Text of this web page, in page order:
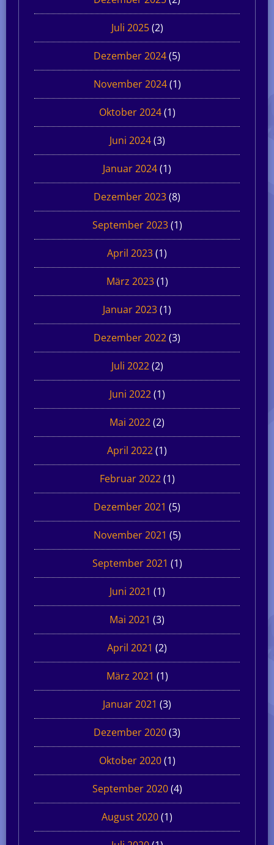
Juli 2025(2)
Dezember 2024(5)
November 2024(1)
Oktober 2024(1)
Juni 2024(3)
Januar 2024(1)
Dezember 2023(8)
September 2023(1)
April 2023(1)
März 2023(1)
Januar 2023(1)
Dezember 2022(3)
Juli 2022(2)
Juni 2022(1)
Mai 2022(2)
April 2022(1)
Februar 2022(1)
Dezember 2021 (5)
November 2021 (5)
September 2021 (1)
Juni 2021 (1)
Mai 2021 (3)
April 2021 (2)
März 2021 (1)
Januar 2021 (3)
Dezember 2020(3)
Oktober 2020(1)
September 2020(4)
August 2020(1)